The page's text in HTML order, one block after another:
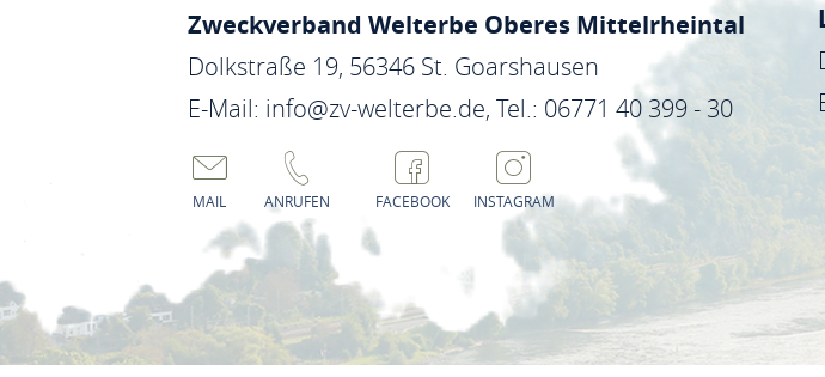
Zweckverband Welterbe Oberes Mittelrheintal
Dolkstraße 19, 56346 St. Goarshausen
E-Mail: info@zv-welterbe.de, Tel.: 06771 40 399 - 30
MAIL ANRUFEN FACEBOOK INSTAGRAM